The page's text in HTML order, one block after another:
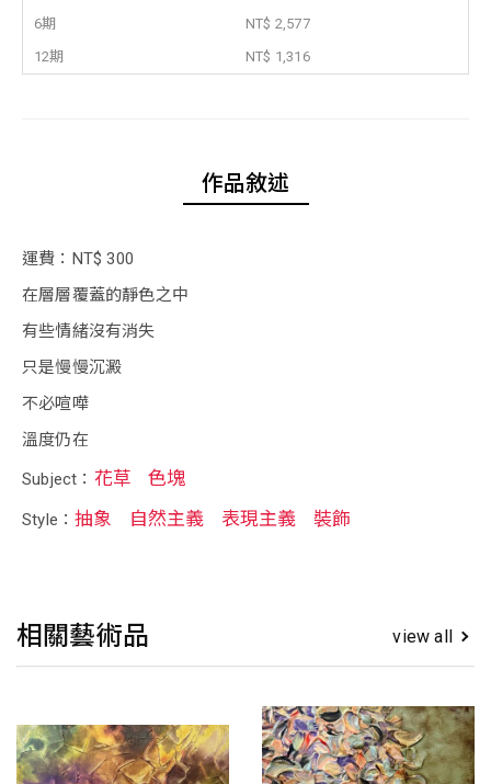
6期
NT$ 2,577
12期
NT$ 1,316
作品敘述
運費：NT$ 300
在層層覆蓋的靜色之中
有些情緒沒有消失
只是慢慢沉澱
不必喧嘩
溫度仍在
Subject： 花草 色塊
Style：抽象 自然主義 表現主義 裝飾
相關藝術品 view all